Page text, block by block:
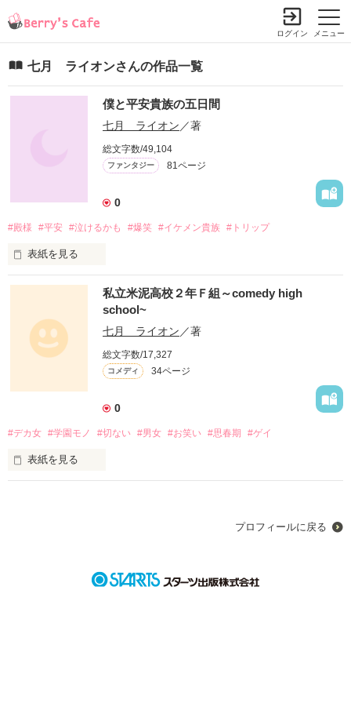
メニュー
ログイン
七月 ライオンさんの作品一覧
僕と平安貴族の五日間
七月 ライオン ／著
総文字数/49,104
ファンタジー 81ページ
0
#殿様 #平安 #泣けるかも #爆笑 #イケメン貴族 #トリップ
表紙を見る
僕の目の前で突然変化（？）した大学の女友達。
そいつは自分は平安時代からやってきた、という。
友達は女だが、中に入ってきたのは、
私立米泥高校２年Ｆ組～comedy high
school~
七月 ライオン ／著
総文字数/17,327
コメディ 34ページ
0
#デカ女 #学園モノ #切ない #男女 #お笑い #思春期 #ゲイ
表紙を見る
プロフィールに戻る